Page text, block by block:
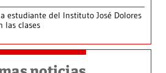
estudiante del Instituto José Dolores
las clases